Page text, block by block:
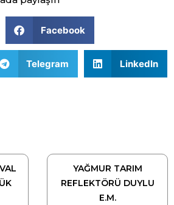
Facebook
Telegram LinkedIn
YAĞMUR TARIM
REFLEKTÖRÜ DUYLU
E.M.